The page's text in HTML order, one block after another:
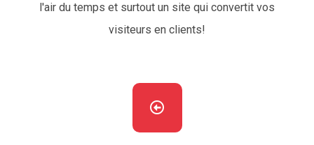
l'air du temps et surtout un site qui convertit vos
visiteurs en clients!